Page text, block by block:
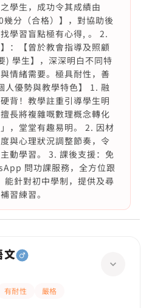
學生，成功令其成績由
幾分（合格）】，對協助後
學習盲點極有心得, 。 2.
】：【曾於教會指導及照顧
) 學生】，深深明白不同特
情緒需要。極具耐性，善
人優勢與教學特色】 1. 融
背！教學註重引導學生明
長將複雜嘅數理概念轉化
，堂堂有趣易明。 2. 因材
與心理狀況調整節奏，令
動學習。 3. 課後支援：免
問功課服務，全方位跟
能針對初中學制，提供及尋
習練習。
文
有耐性
嚴格